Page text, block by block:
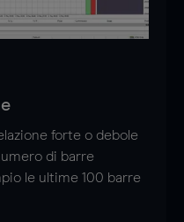
forte o debole
di barre
le ultime 100 barre